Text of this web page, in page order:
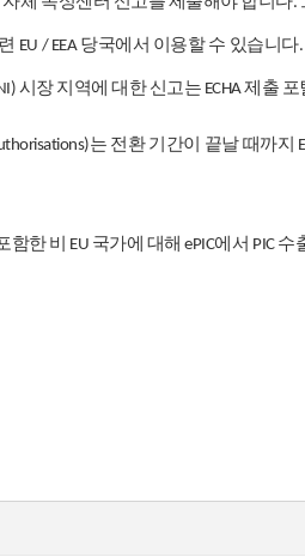
EU / EEA 당국에서 이용할 수 있습니다.
시장 지역에 대한 신고는 ECHA제출 포
는 전환 기간이 끝날 때까지
함한 비 EU 국가에 대해 ePIC에서 PIC 수